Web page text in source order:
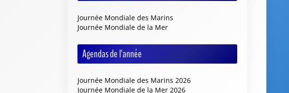
Journée Mondiale des Marins
Journée Mondiale de la Mer
Agendas de l'année
Journée Mondiale des Marins 2026
Journée Mondiale de la Mer 2026